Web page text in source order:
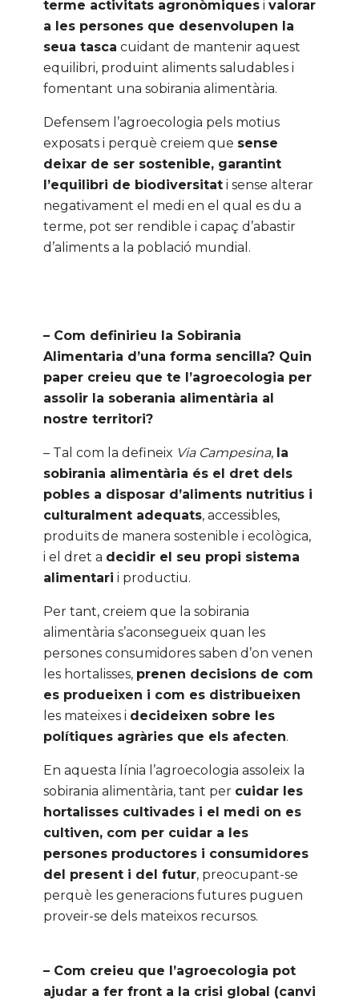
terme activitats agronòmiques i valorar
a les persones que desenvolupen la
seua tasca cuidant de mantenir aquest
equilibri, produint aliments saludables i
fomentant una sobirania alimentària.
Defensem l’agroecologia pels motius
exposats i perquè creiem que sense
deixar de ser sostenible, garantint
l’equilibri de biodiversitat i sense alterar
negativament el medi en el qual es du a
terme, pot ser rendible i capaç d’abastir
d’aliments a la població mundial.
– Com definirieu la Sobirania
Alimentaria d’una forma sencilla? Quin
paper creieu que te l’agroecologia per
assolir la soberania alimentària al
nostre territori?
– Tal com la defineix Via Campesina, la
sobirania alimentària és el dret dels
pobles a disposar d’aliments nutritius i
culturalment adequats, accessibles,
produïts de manera sostenible i ecològica,
i el dret a decidir el seu propi sistema
alimentari i productiu.
Per tant, creiem que la sobirania
alimentària s’aconsegueix quan les
persones consumidores saben d’on venen
les hortalisses, prenen decisions de com
es produeixen i com es distribueixen
les mateixes i decideixen sobre les
polítiques agràries que els afecten.
En aquesta línia l’agroecologia assoleix la
sobirania alimentària, tant per cuidar les
hortalisses cultivades i el medi on es
cultiven, com per cuidar a les
persones productores i consumidores
del present i del futur, preocupant-se
perquè les generacions futures puguen
proveir-se dels mateixos recursos.
– Com creieu que l’agroecologia pot
ajudar a fer front a la crisi global (canvi